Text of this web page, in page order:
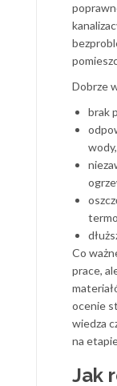
Dobrze
brak
wody,
Co
prace,
ocenie
wiedza
na
Jak